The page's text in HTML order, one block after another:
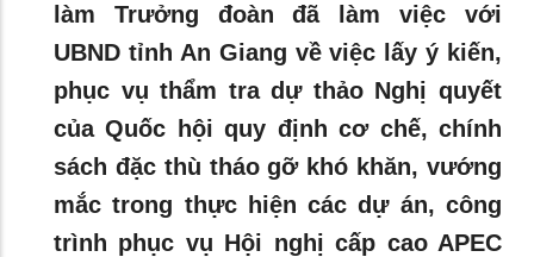
làm Trưởng đoàn đã làm việc với
UBND tỉnh An Giang về việc lấy ý kiến,
phục vụ thẩm tra dự thảo Nghị quyết
của Quốc hội quy định cơ chế, chính
sách đặc thù tháo gỡ khó khăn, vướng
mắc trong thực hiện các dự án, công
trình phục vụ Hội nghị cấp cao APEC